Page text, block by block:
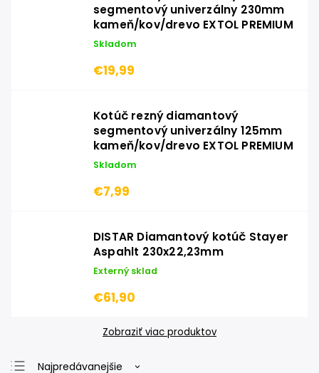
segmentový univerzálny 230mm
kameň/kov/drevo EXTOL PREMIUM
Skladom
€19,99
Kotúč rezný diamantový
segmentový univerzálny 125mm
kameň/kov/drevo EXTOL PREMIUM
Skladom
€7,99
DISTAR Diamantový kotúč Stayer
Aspahlt 230x22,23mm
Externý sklad
€61,90
Zobraziť viac produktov
Najpredávanejšie